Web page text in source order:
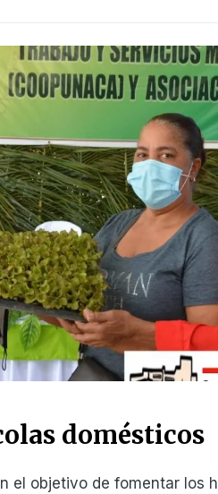
domésticos
el objetivo de fomentar los